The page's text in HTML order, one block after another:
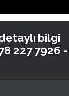
bilgi
227 7926 -